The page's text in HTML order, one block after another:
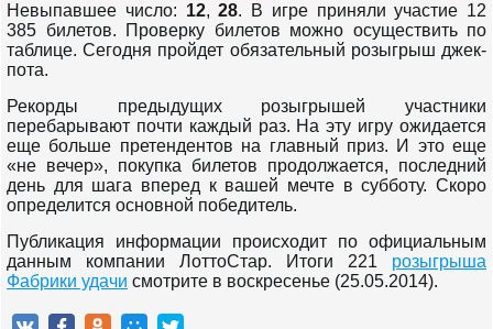
Невыпавшее число: 12,28. В игре приняли участие 12
385 билетов. Проверку билетов можно осуществить по
таблице. Сегодня пройдет обязательный розыгрыш джек-
пота.
Рекорды предыдущих розыгрышей участники
перебарывают почти каждый раз. На эту игру ожидается
еще больше претендентов на главный приз. И это еще
«не вечер», покупка билетов продолжается, последний
день для шага вперед к вашей мечте в субботу. Скоро
определится основной победитель.
Публикация информации происходит по официальным
данным компании ЛоттоСтар. Итоги 221 розыгрыша
Фабрики удачи смотрите в воскресенье (25.05.2014).